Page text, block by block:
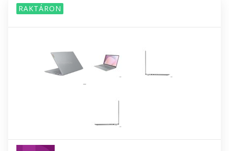
RAKTÁRON